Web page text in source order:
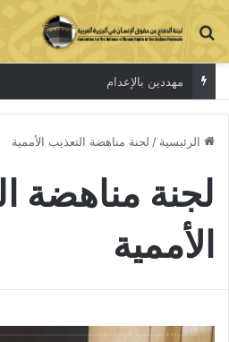
بحث عن
مهددين بالإعدام
الرئيسية / لجنة مناهضة التعذيب الأممية
لجنة مناهضة
الأممية